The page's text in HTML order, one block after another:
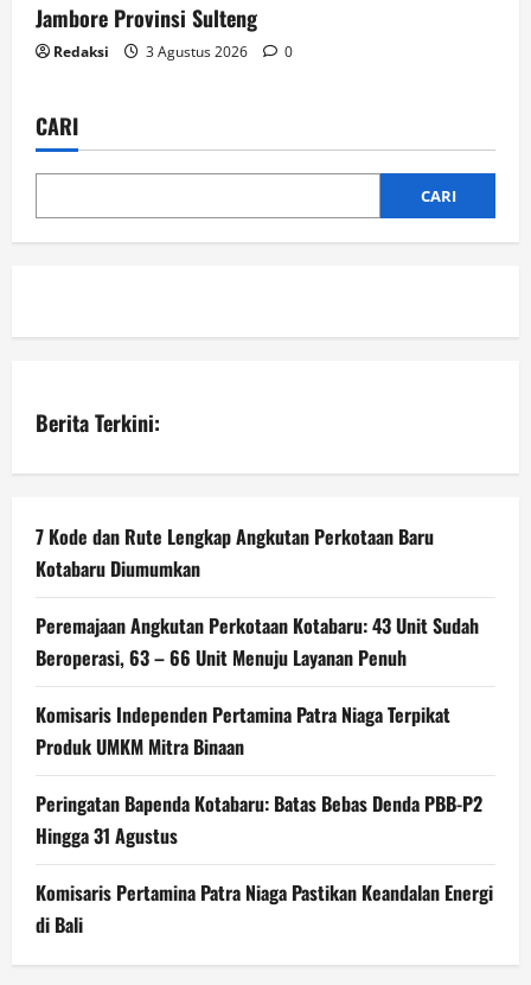
Jambore Provinsi Sulteng
Redaksi 3 Agustus 2026 0
CARI
CARI
Berita Terkini:
7 Kode dan Rute Lengkap Angkutan Perkotaan Baru
Kotabaru Diumumkan
Peremajaan Angkutan Perkotaan Kotabaru: 43 Unit Sudah
Beroperasi, 63 – 66 Unit Menuju Layanan Penuh
Komisaris Independen Pertamina Patra Niaga Terpikat
Produk UMKM Mitra Binaan
Peringatan Bapenda Kotabaru: Batas Bebas Denda PBB-P2
Hingga 31 Agustus
Komisaris Pertamina Patra Niaga Pastikan Keandalan Energi
di Bali